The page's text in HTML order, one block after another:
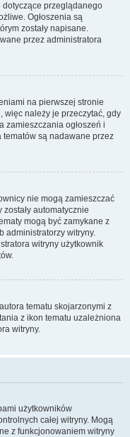
dotyczące przeglądanego
Ogłoszenia są
zostały napisane.
przez administratora
na pierwszej stronie
więc należy je przeczytać, gdy
zamieszczania ogłoszeń i
są nadawane przez
nie mogą zamieszczać
automatycznie
mogą być zamykane z
administratorzy witryny.
witryny użytkownik
tematu skojarzonymi z
z ikon tematu uzależniona
witryny.
użytkowników
całej witryny. Mogą
z funkcjonowaniem witryny